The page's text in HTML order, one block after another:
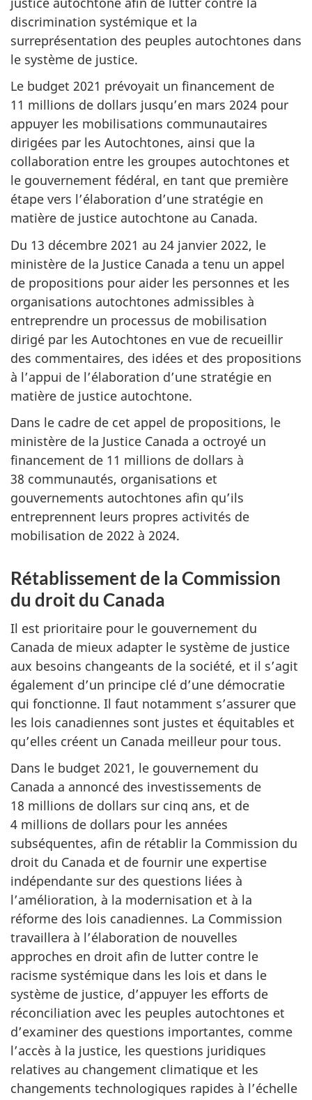
discrimination systémique et la
surreprésentation des peuples autochtones dans
le système de justice.
Le budget 2021 prévoyait un financement de
11 millions de dollars jusqu’en mars 2024 pour
appuyer les mobilisations communautaires
dirigées par les Autochtones, ainsi que la
collaboration entre les groupes autochtones et
le gouvernement fédéral, en tant que première
étape vers l’élaboration d’une stratégie en
matière de justice autochtone au Canada.
Du 13 décembre 2021 au 24 janvier 2022, le
ministère de la Justice Canada a tenu un appel
de propositions pour aider les personnes et les
organisations autochtones admissibles à
entreprendre un processus de mobilisation
dirigé par les Autochtones en vue de recueillir
des commentaires, des idées et des propositions
à l’appui de l’élaboration d’une stratégie en
matière de justice autochtone.
Dans le cadre de cet appel de propositions, le
ministère de la Justice Canada a octroyé un
financement de 11 millions de dollars à
38 communautés, organisations et
gouvernements autochtones afin qu’ils
entreprennent leurs propres activités de
mobilisation de 2022 à 2024.
Rétablissement de la Commission
du droit du Canada
Il est prioritaire pour le gouvernement du
Canada de mieux adapter le système de justice
aux besoins changeants de la société, et il s’agit
également d’un principe clé d’une démocratie
qui fonctionne. Il faut notamment s’assurer que
les lois canadiennes sont justes et équitables et
qu’elles créent un Canada meilleur pour tous.
Dans le budget 2021, le gouvernement du
Canada a annoncé des investissements de
18 millions de dollars sur cinq ans, et de
4 millions de dollars pour les années
subséquentes, afin de rétablir la Commission du
droit du Canada et de fournir une expertise
indépendante sur des questions liées à
l’amélioration, à la modernisation et à la
réforme des lois canadiennes. La Commission
travaillera à l’élaboration de nouvelles
approches en droit afin de lutter contre le
racisme systémique dans les lois et dans le
système de justice, d’appuyer les efforts de
réconciliation avec les peuples autochtones et
d’examiner des questions importantes, comme
l’accès à la justice, les questions juridiques
relatives au changement climatique et les
changements technologiques rapides à l’échelle